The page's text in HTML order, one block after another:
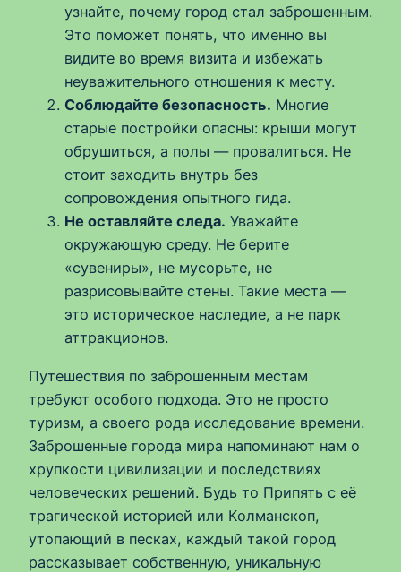
узнайте, почему город стал заброшенным.
Это поможет понять, что именно вы
видите во время визита и избежать
неуважительного отношения к месту.
Соблюдайте безопасность. Многие
старые постройки опасны: крыши могут
обрушиться, а полы — провалиться. Не
стоит заходить внутрь без
сопровождения опытного гида.
Не оставляйте следа. Уважайте
окружающую среду. Не берите
«сувениры», не мусорьте, не
разрисовывайте стены. Такие места —
это историческое наследие, а не парк
аттракционов.
Путешествия по заброшенным местам
требуют особого подхода. Это не просто
туризм, а своего рода исследование времени.
Заброшенные города мира напоминают нам о
хрупкости цивилизации и последствиях
человеческих решений. Будь то Припять с её
трагической историей или Колманскоп,
утопающий в песках, каждый такой город
рассказывает собственную, уникальную